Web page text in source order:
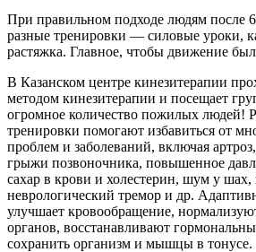
При правильном подходе людям после
разные тренировки — силовые уроки,
растяжка. Главное, чтобы движение
В Казанском центре кинезитерапии
методом кинезитерапии и посещает
огромное количество пожилых людей!
тренировки помогают избавиться от
проблем и заболеваний, включая
грыжи позвоночника, повышенное
сахар в крови и холестерин, шум у шах,
неврологический тремор и др.
улучшает кровообращение,
органов, восстанавливают
сохранить организм и мышцы в тонусе.